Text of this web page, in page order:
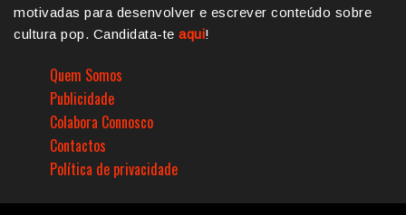
motivadas para desenvolver e escrever conteúdo sobre
cultura pop. Candidata-te aqui!
Quem Somos
Publicidade
Colabora Connosco
Contactos
Política de privacidade